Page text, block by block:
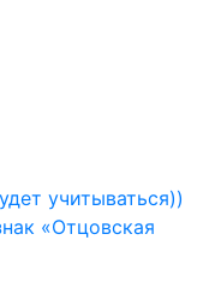
учитываться))
«Отцовская